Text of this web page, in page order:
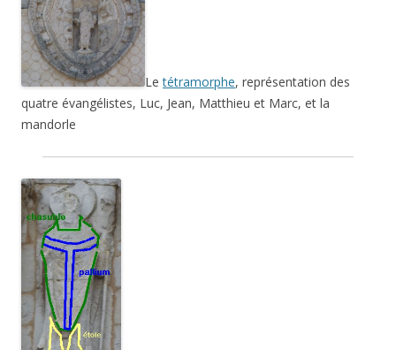
Letétramorphe, représentation des
quatre évangélistes, Luc, Jean, Matthieu et Marc, et la
mandorle